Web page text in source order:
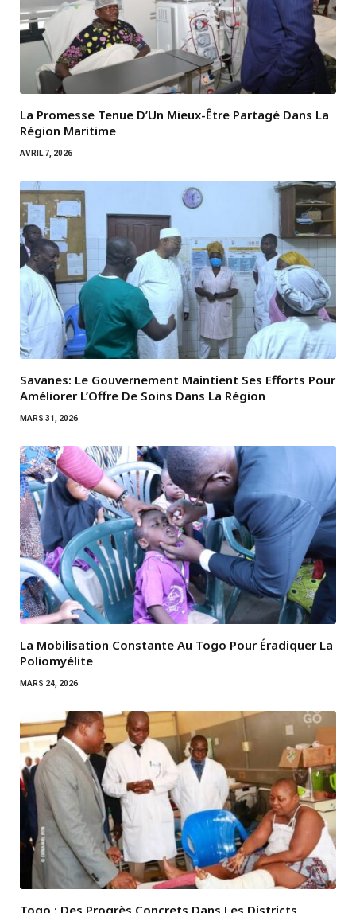
La Promesse Tenue D’Un Mieux-Être Partagé Dans La
Région Maritime
AVRIL 7, 2026
Savanes: Le Gouvernement Maintient Ses Efforts Pour
Améliorer L’Offre De Soins Dans La Région
MARS 31, 2026
La Mobilisation Constante Au Togo Pour Éradiquer La
Poliomyélite
MARS 24, 2026
Togo : Des Progrès Concrets Dans Les Districts